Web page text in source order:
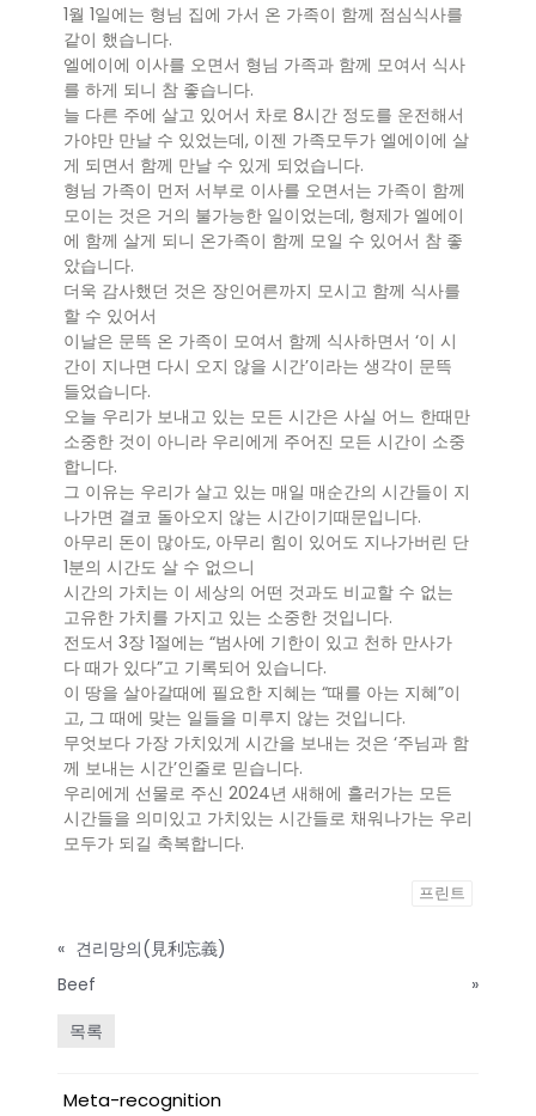
1월 1일에는 형님 집에 가서 온 가족이 함께 점심식사를
같이 했습니다.
엘에이에 이사를 오면서 형님 가족과 함께 모여서 식사
를 하게 되니 참 좋습니다.
늘 다른 주에 살고 있어서 차로 8시간 정도를 운전해서
가야만 만날 수 있었는데, 이젠 가족모두가 엘에이에 살
게 되면서 함께 만날 수 있게 되었습니다.
형님 가족이 먼저 서부로 이사를 오면서는 가족이 함께
모이는 것은 거의 불가능한 일이었는데, 형제가 엘에이
에 함께 살게 되니 온가족이 함께 모일 수 있어서 참 좋
았습니다.
더욱 감사했던 것은 장인어른까지 모시고 함께 식사를
할 수 있어서
이날은 문뜩 온 가족이 모여서 함께 식사하면서 ‘이 시
간이 지나면 다시 오지 않을 시간’이라는 생각이 문뜩
들었습니다.
오늘 우리가 보내고 있는 모든 시간은 사실 어느 한때만
소중한 것이 아니라 우리에게 주어진 모든 시간이 소중
합니다.
그 이유는 우리가 살고 있는 매일 매순간의 시간들이 지
나가면 결코 돌아오지 않는 시간이기때문입니다.
아무리 돈이 많아도, 아무리 힘이 있어도 지나가버린 단
1분의 시간도 살 수 없으니
시간의 가치는 이 세상의 어떤 것과도 비교할 수 없는
고유한 가치를 가지고 있는 소중한 것입니다.
전도서 3장 1절에는 “범사에 기한이 있고 천하 만사가
다 때가 있다”고 기록되어 있습니다.
이 땅을 살아갈때에 필요한 지혜는 “때를 아는 지혜”이
고, 그 때에 맞는 일들을 미루지 않는 것입니다.
무엇보다 가장 가치있게 시간을 보내는 것은 ‘주님과 함
께 보내는 시간’인줄로 믿습니다.
우리에게 선물로 주신 2024년 새해에 흘러가는 모든
시간들을 의미있고 가치있는 시간들로 채워나가는 우리
모두가 되길 축복합니다.
프린트
« 견리망의(見利忘義)
Beef
»
목록
Meta-recognition